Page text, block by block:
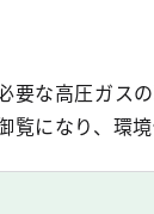
要な高圧ガス
覧になり、環